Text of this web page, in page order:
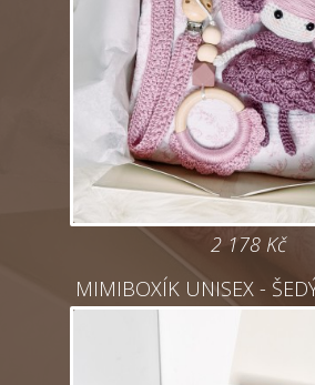
2 178 Kč
MIMIBOXÍK UNISEX -